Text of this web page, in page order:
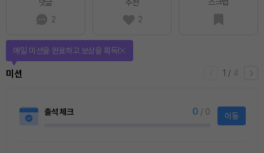
댓글
2
추천
2
1 / 4
미션
매일 미션을 완료하고 보상을 획득!
출석 체크 0 / 0 이동